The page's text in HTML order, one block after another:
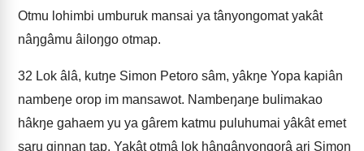
Otmu lohimbi umburuk mansai ya tânyongomat yakât
nâŋgâmu âiloŋgo otmap.
32 Lok âlâ, kutŋe Simon Petoro sâm, yâkŋe Yopa kapiân
nambeŋe orop im mansawot. Nambeŋaŋe bulimakao
hâkŋe gahaem yu ya gârem katmu puluhumai yâkât emet
saru ginŋan tap. Yakât otmâ lok hâŋgânyongorâ ari Simon